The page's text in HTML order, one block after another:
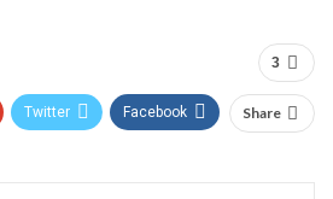
3
Share
Facebook
Twitter